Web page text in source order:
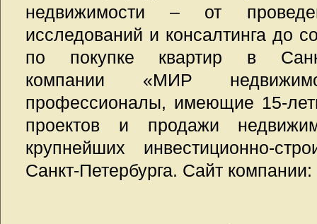
недвижимости – от
исследований и консалтинга до
по покупке квартир в
компании «МИР
профессионалы, имеющие 15-
проектов и продажи
крупнейших инвестиционно-
Санкт-Петербурга. Сайт